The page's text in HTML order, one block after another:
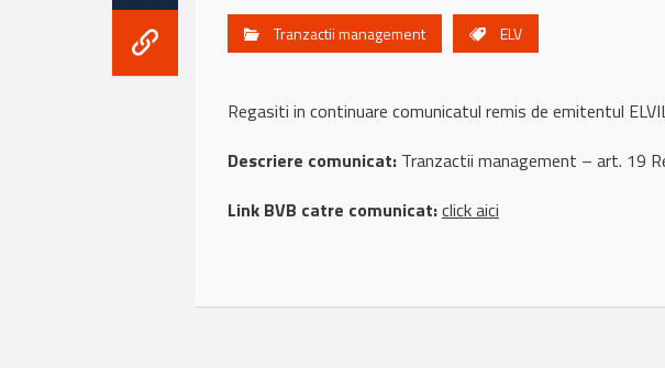
Tranzactii management ELV
Regasiti in continuare comunicatul remis de emitentul
Descriere comunicat: Tranzactii management – art. 19
Link BVB catre comunicat:click aici